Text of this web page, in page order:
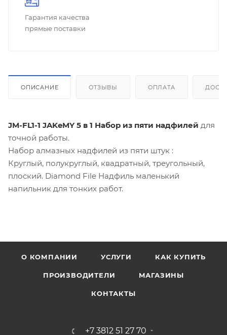
Гарантия качества
прямые поставки
ОПИСАНИЕ ОТЗЫВЫ ОПЛАТА
JM-FL1-1 JAKeMY 5 в 1 Набор из пяти надфилей для
точной работы.
Набор алмазных надфилей из пяти штук :
Круглый, полукруглый, квадратный, треугольный,
плоский. Diamond File Надфиль маленький
напильник для тонких работ.
О КОМПАНИИ УСЛУГИ КАК КУПИТЬ
ПРОИЗВОДИТЕЛИ МАГАЗИНЫ
КОНТАКТЫ
+7 3812 51 27 70